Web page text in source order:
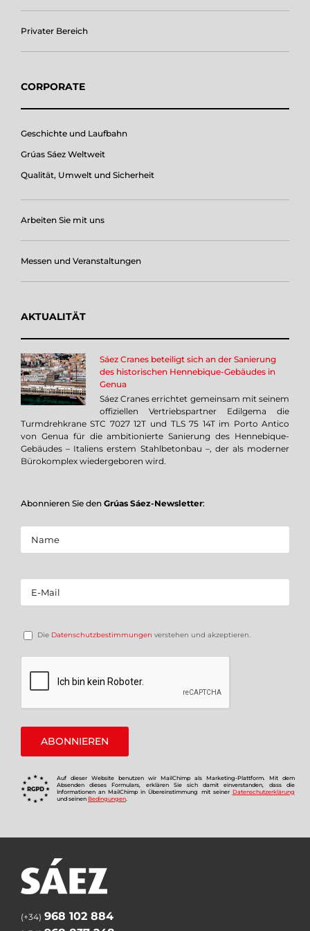
Privater Bereich
CORPORATE
Geschichte und Laufbahn
Grúas Sáez Weltweit
Qualität, Umwelt und Sicherheit
Arbeiten Sie mit uns
Messen und Veranstaltungen
AKTUALITÄT
Sáez Cranes beteiligt sich an der Sanierung
des historischen Hennebique-Gebäudes in
Genua
Sáez Cranes errichtet gemeinsam mit seinem
offiziellen Vertriebspartner Edilgema die
Turmdrehkrane STC 7027 12T und TLS 75 14T im Porto Antico
von Genua für die ambitionierte Sanierung des Hennebique-
Gebäudes – Italiens erstem Stahlbetonbau –, der als moderner
Bürokomplex wiedergeboren wird.
Abonnieren Sie den Grúas Sáez-Newsletter:
Die Datenschutzbestimmungen verstehen und akzeptieren.
Auf dieser Website benutzen wir MailChimp als Marketing-Plattform. Mit dem
Absenden dieses Formulars, erklären Sie sich damit einverstanden, dass die
Informationen an MailChimp in Übereinstimmung mit seiner Datenschutzerklärung
und seinen Bedingungen.
(+34) 968 102 884